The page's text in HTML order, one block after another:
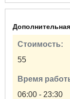
Стоимость:
55
Время
06:00 - 23:30